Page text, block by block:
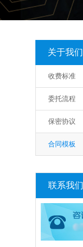
关于我们
收费标准
委托流程
保密协议
合同模板
联系我们